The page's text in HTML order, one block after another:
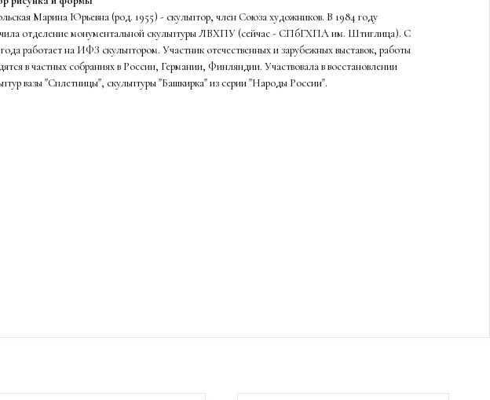
Марина Юрьевна (род. 1955) - скульптор, член Союза художников. В 1984 году
отделение монументальной скульптуры ЛВХПУ (сейчас - СПбГХПА им. Штиглица). С
работает на ИФЗ скульптором. Участник отечественных и зарубежных выставок, работы
в частных собраниях в России, Германии, Финляндии. Участвовала в восстановлении
вазы "Сплетницы", скульптуры "Башкирка" из серии "Народы России".